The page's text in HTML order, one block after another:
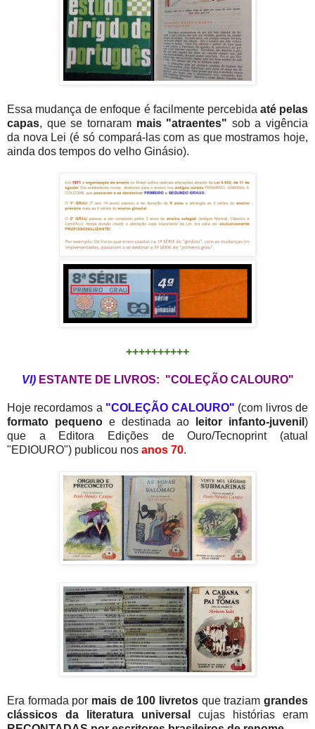
Essa mudança de enfoque é facilmente percebida até pelas
capas, que se tornaram mais "atraentes" sob a vigência
da nova Lei (é só compará-las com as que mostramos hoje,
ainda dos tempos do velho Ginásio).
++++++++++
VI) ESTANTE DE LIVROS: "COLEÇÃO CALOURO"
Hoje recordamos a "COLEÇÃO CALOURO" (com livros de
formato pequenoe destinada ao leitor infanto-juvenil)
que a Editora Edições de Ouro/Tecnoprint (atual
"EDIOURO") publicou nos anos 70.
Era formada por mais de 100 livretos que traziam grandes
clássicos da literatura universal
cujas histórias eram